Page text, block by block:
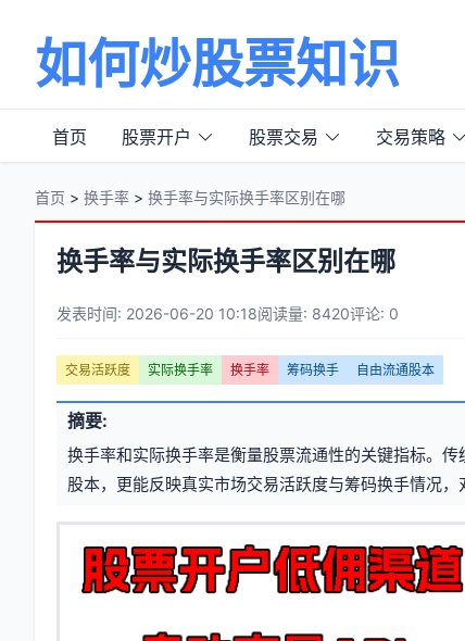
如何炒股票知识
首页 股票开户 股票交易 交易策略
首页 > 换手率 > 换手率与实际换手率区别在哪
换手率与实际换手率区别在哪
章
元
信
发表时间: 2026-06-20 10:18阅读量: 8420评论: 0
文
章
标
签
交易活跃度 实际换手率 换手率 筹码换手 自由流通股本
摘要:
换手率和实际换手率是衡量股票流通性的关键指标。
股本，更能反映真实市场交易活跃度与筹码换手情况